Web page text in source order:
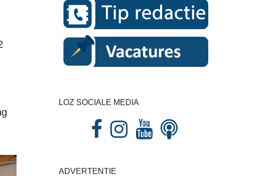
LOZ SOCIALE MEDIA
ADVERTENTIE